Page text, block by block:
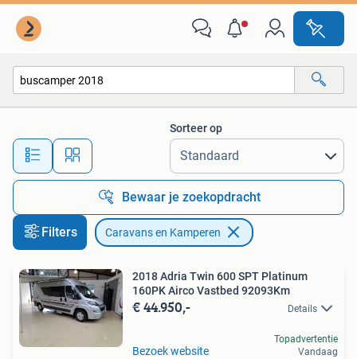
Alle afstanden…
Sorteer op
Bewaar je zoekopdracht
Filters Caravans en Kamperen
2018 Adria Twin 600 SPT Platinum
160PK Airco Vastbed 92093Km
€ 44.950,- Details
Bezoek website
Topadvertentie
Vandaag